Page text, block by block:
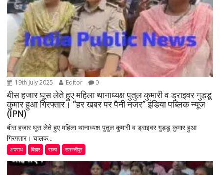
19th July 2025 Editor 0
बीस हजार घूस लेते हुए महिला थानाध्यक्ष पुतुल कुमारी व ड्राइवर गुड्डू
कुमार हुआ गिरफ्तार। “हर खबर पर पैनी नजर” इंडिया पब्लिक न्यूज
(IPN)
बीस हजार घूस लेते हुए महिला थानाध्यक्ष पुतुल कुमारी व ड्राइवर गुड्डू कुमार हुआ
गिरफ्तार। चालक...
अपराध बिहार राज्य समस्तीपुर